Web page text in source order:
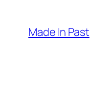
Made In Past